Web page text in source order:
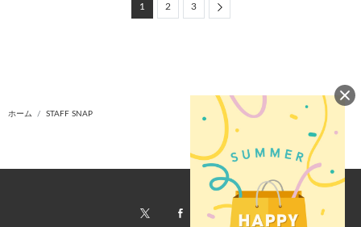
1 2 3 Next
ホーム STAFF SNAP